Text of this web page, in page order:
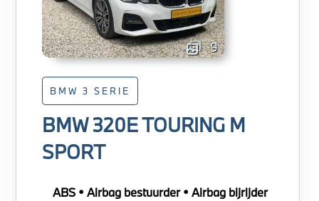
9
BMW 3 SERIE
BMW 320E TOURING M
SPORT
ABS • Airbag bestuurder • Airbag bijrijder